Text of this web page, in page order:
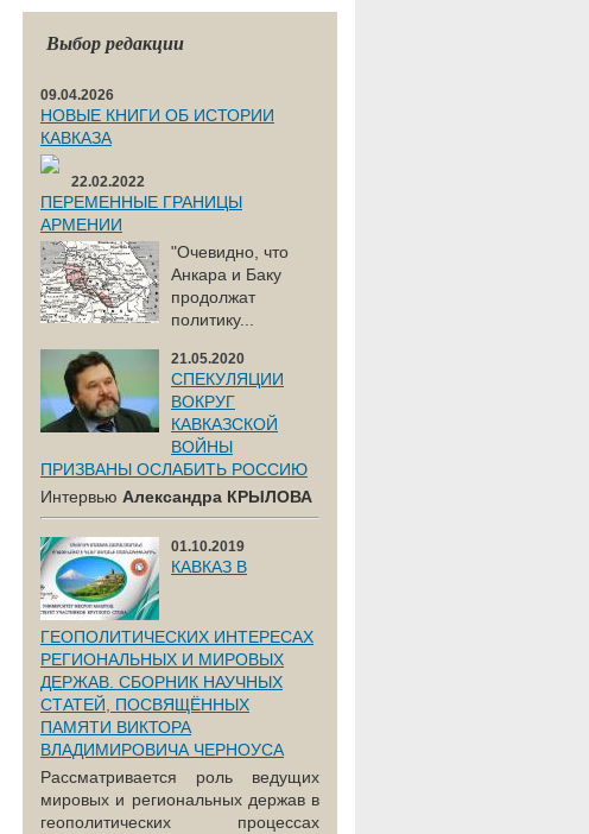
Выбор редакции
09.04.2026
НОВЫЕ КНИГИ ОБ ИСТОРИИ
КАВКАЗА
22.02.2022
ПЕРЕМЕННЫЕ ГРАНИЦЫ
АРМЕНИИ
"Очевидно, что
Анкара и Баку
продолжат
политику...
21.05.2020
СПЕКУЛЯЦИИ
ВОКРУГ
КАВКАЗСКОЙ
ВОЙНЫ
ПРИЗВАНЫ ОСЛАБИТЬ РОССИЮ
Интервью Александра КРЫЛОВА
01.10.2019
КАВКАЗ В
ГЕОПОЛИТИЧЕСКИХ ИНТЕРЕСАХ
РЕГИОНАЛЬНЫХ И МИРОВЫХ
ДЕРЖАВ. СБОРНИК НАУЧНЫХ
СТАТЕЙ, ПОСВЯЩЁННЫХ
ПАМЯТИ ВИКТОРА
ВЛАДИМИРОВИЧА ЧЕРНОУСА
Рассматривается роль ведущих
мировых и региональных держав в
геополитических процессах